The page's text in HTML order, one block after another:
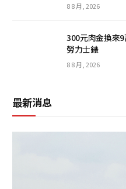
8 8 月, 2026
300元肉金換來
勞力士錶
8 8 月, 2026
最新消息